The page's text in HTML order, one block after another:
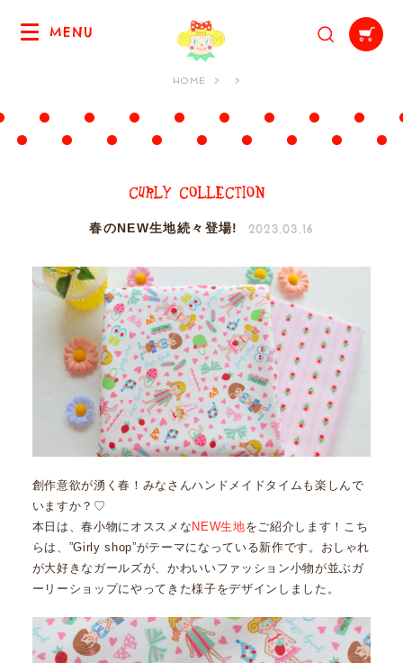
MENU
HOME
春のNEW生地続々登場! 2023.03.16
創作意欲が湧く春！みなさんハンドメイドタイムも楽しんで
いますか？♡
本日は、春小物にオススメな NEW生地をご紹介します！こち
らは、”Girly shop”がテーマになっている新作です。おしゃれ
が大好きなガールズが、かわいいファッション小物が並ぶガ
ーリーショップにやってきた様子をデザインしました。